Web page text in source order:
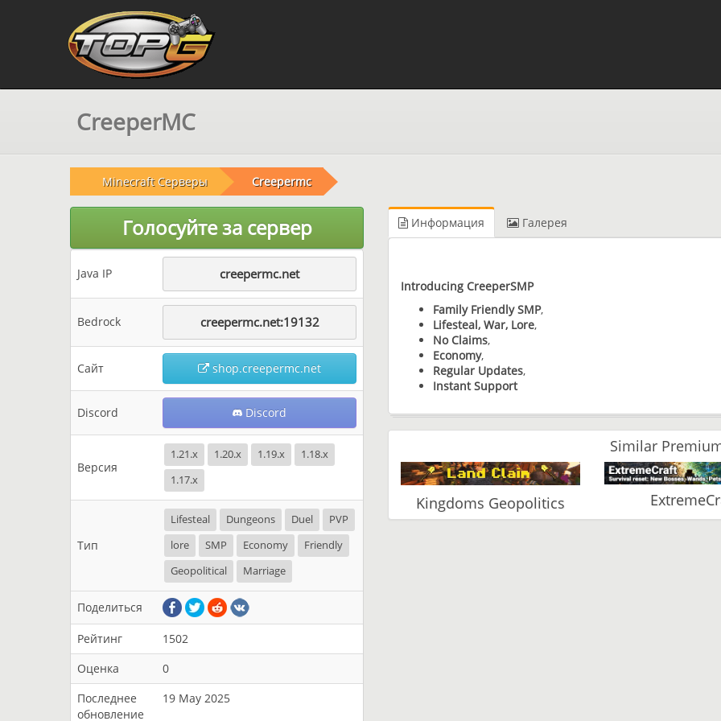
CreeperMC
Minecraft Серверы Creepermc
Голосуйте за сервер
Java IP creepermc.net
Bedrock creepermc.net:19132
Сайт shop.creepermc.net
Discord Discord
Версия
1.21.x 1.20.x 1.19.x
1.18.x
1.17.x
Тип
Lifesteal Dungeons Duel
PVP
lore
SMP Economy
Friendly
Geopolitical
Marriage
Поделиться
Рейтинг
1502
Оценка
0
Последнее
обновление
19 May 2025
Информация Галерея
Introducing CreeperSMP
Family Friendly SMP,
Lifesteal, War, Lore,
No Claims,
Economy,
Regular Updates,
Instant Support
Similar
Kingdoms Geopolitics